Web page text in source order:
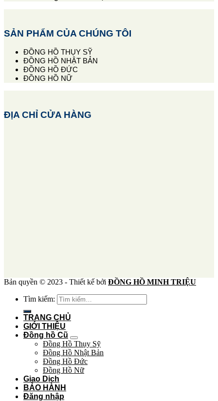
SẢN PHẨM CỦA CHÚNG TÔI
ĐỒNG HỒ THỤY SỸ
ĐỒNG HỒ NHẬT BẢN
ĐỒNG HỒ ĐỨC
ĐỒNG HỒ NỮ
ĐỊA CHỈ CỬA HÀNG
Bản quyền © 2023 - Thiết kế bởi ĐỒNG HỒ MINH TRIỆU
Tìm kiếm:
TRANG CHỦ
GIỚI THIỆU
Đồng hồ Cũ
Đồng Hồ Thụy Sỹ
Đồng Hồ Nhật Bản
Đồng Hồ Đức
Đồng Hồ Nữ
Giao Dịch
BẢO HÀNH
Đăng nhập